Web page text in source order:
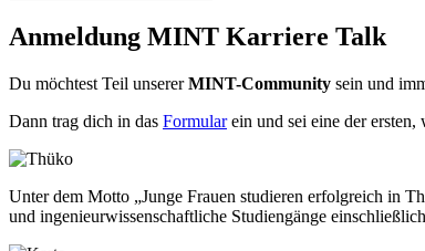
Anmeldung MINT Karriere Talk
Du möchtest Teil unsererMINT-Community sein und
Dann trag dich in das Formularein und sei eine der ersten,
Unter dem Motto „Junge Frauen studieren erfolgreich in
und ingenieurwissenschaftliche Studiengänge